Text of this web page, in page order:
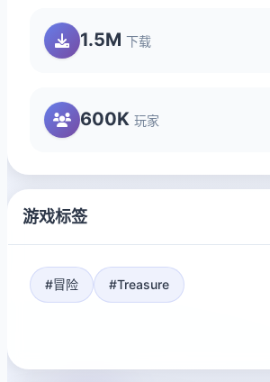
1.5M 下载
600K 玩家
游戏标签
#冒险 #Treasure